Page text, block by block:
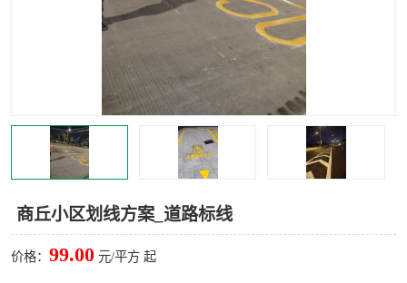
商丘小区划线方案_道路标线
价格： 99.00 元/平方 起